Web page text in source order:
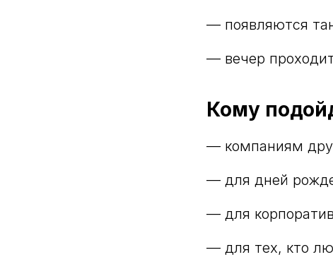
— появляются
— вечер
Кому
— компаниям
— для дней
— для
— для тех, кто